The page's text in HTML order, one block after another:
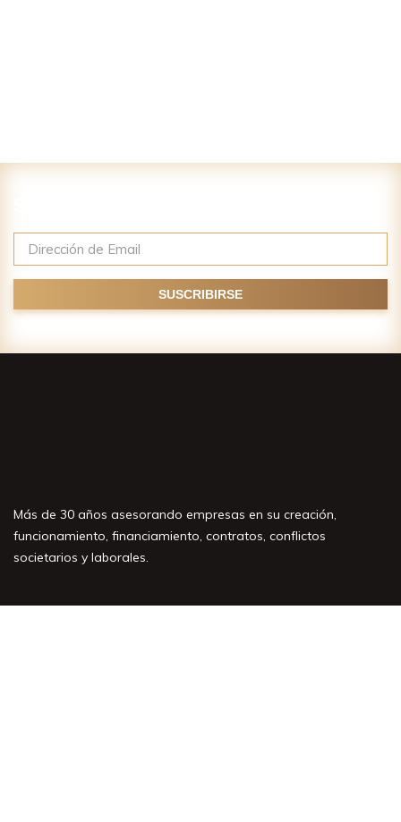
Más de 30 años asesorando empresas en su creación,
funcionamiento, financiamiento, contratos, conflictos
societarios y laborales.